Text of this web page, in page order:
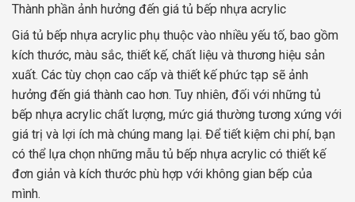
Thành phần ảnh hưởng đến giá tủ bếp nhựa acrylic
Giá tủ bếp nhựa acrylic phụ thuộc vào nhiều yếu tố, bao gồm
kích thước, màu sắc, thiết kế, chất liệu và thương hiệu sản
xuất. Các tùy chọn cao cấp và thiết kế phức tạp sẽ ảnh
hưởng đến giá thành cao hơn. Tuy nhiên, đối với những tủ
bếp nhựa acrylic chất lượng, mức giá thường tương xứng với
giá trị và lợi ích mà chúng mang lại. Để tiết kiệm chi phí, bạn
có thể lựa chọn những mẫu tủ bếp nhựa acrylic có thiết kế
đơn giản và kích thước phù hợp với không gian bếp của
mình.